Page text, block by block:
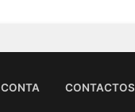
CONTACTOS